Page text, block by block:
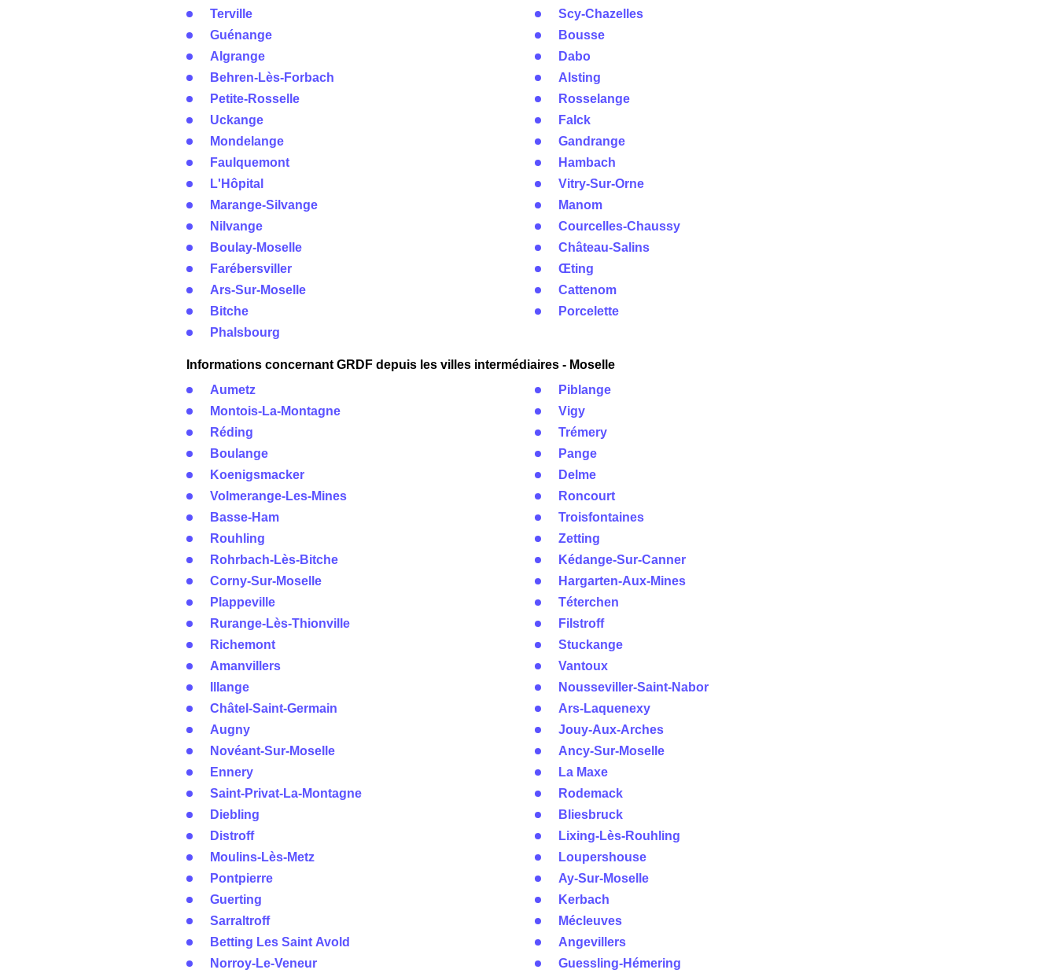
Terville
Guénange
Algrange
Behren-Lès-Forbach
Petite-Rosselle
Uckange
Mondelange
Faulquemont
L'Hôpital
Marange-Silvange
Nilvange
Boulay-Moselle
Farébersviller
Ars-Sur-Moselle
Bitche
Phalsbourg
Scy-Chazelles
Bousse
Dabo
Alsting
Rosselange
Falck
Gandrange
Hambach
Vitry-Sur-Orne
Manom
Courcelles-Chaussy
Château-Salins
Œting
Cattenom
Porcelette
Informations concernant GRDF depuis les villes intermédiaires - Moselle
Aumetz
Montois-La-Montagne
Réding
Boulange
Koenigsmacker
Volmerange-Les-Mines
Basse-Ham
Rouhling
Rohrbach-Lès-Bitche
Corny-Sur-Moselle
Plappeville
Rurange-Lès-Thionville
Richemont
Amanvillers
Illange
Châtel-Saint-Germain
Augny
Novéant-Sur-Moselle
Ennery
Saint-Privat-La-Montagne
Diebling
Distroff
Moulins-Lès-Metz
Pontpierre
Guerting
Sarraltroff
Betting Les Saint Avold
Norroy-Le-Veneur
Piblange
Vigy
Trémery
Pange
Delme
Roncourt
Troisfontaines
Zetting
Kédange-Sur-Canner
Hargarten-Aux-Mines
Téterchen
Filstroff
Stuckange
Vantoux
Nousseviller-Saint-Nabor
Ars-Laquenexy
Jouy-Aux-Arches
Ancy-Sur-Moselle
La Maxe
Rodemack
Bliesbruck
Lixing-Lès-Rouhling
Loupershouse
Ay-Sur-Moselle
Kerbach
Mécleuves
Angevillers
Guessling-Hémering